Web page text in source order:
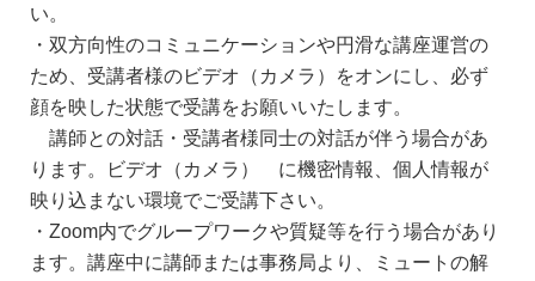
い。
・双方向性のコミュニケーションや円滑な講座運営の
ため、受講者様のビデオ（カメラ）をオンにし、必ず
顔を映した状態で受講をお願いいたします。
講師との対話・受講者様同士の対話が伴う場合があ
ります。ビデオ（カメラ） に機密情報、個人情報が
映り込まない環境でご受講下さい。
・Zoom内でグループワークや質疑等を行う場合があり
ます。講座中に講師または事務局より、ミュートの解